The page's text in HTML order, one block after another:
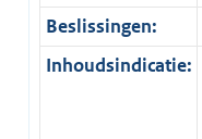
Beslissingen:
Inhoudsindicatie: